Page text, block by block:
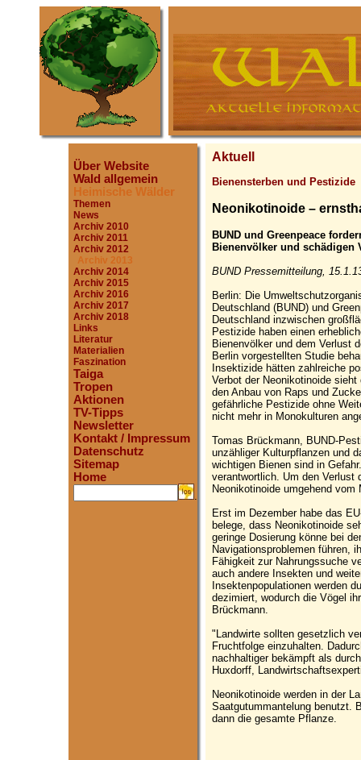
Über Website
Wald allgemein
Heimische Wälder
Themen
News
Archiv 2010
Archiv 2011
Archiv 2012
Archiv 2013
Archiv 2014
Archiv 2015
Archiv 2016
Archiv 2017
Archiv 2018
Links
Literatur
Materialien
Faszination
Taiga
Tropen
Aktionen
TV-Tipps
Newsletter
Kontakt / Impressum
Datenschutz
Sitemap
Home
.
Aktuell
Bienensterben und Pestizide
Neonikotinoide –
BUND und Greenpeace
Bienenvölker und schädigen
BUND Pressemitteilung,
Berlin: Die
Deutschland (BUND) und
Deutschland inzwischen
Pestizide haben einen
Bienenvölker und dem Verlust
Berlin vorgestellten Studie
Insektizide hätten zahlreiche
Verbot der Neonikotinoide
den Anbau von Raps und
gefährliche Pestizide ohne
nicht mehr in Monokulturen
Tomas Brückmann, BUND-
unzähliger Kulturpflanzen und
wichtigen Bienen sind in
verantwortlich. Um den Verlust
Neonikotinoide umgehend vom
Erst im Dezember habe das
belege, dass Neonikotinoide
geringe Dosierung könne bei
Navigationsproblemen führen,
Fähigkeit zur Nahrungssuche
auch andere Insekten und
Insektenpopulationen werden
dezimiert, wodurch die Vögel
Brückmann.
"Landwirte sollten gesetzlich
Fruchtfolge einzuhalten.
nachhaltiger bekämpft als
Huxdorff,
Neonikotinoide werden in der
Saatgutummantelung benutzt.
dann die gesamte Pflanze.